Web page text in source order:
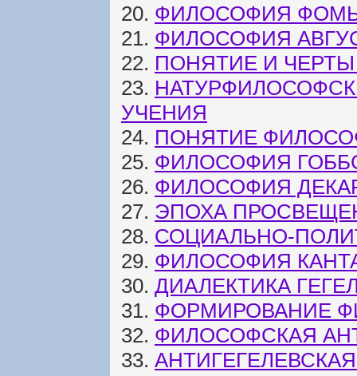
20. ФИЛОСОФИЯ
21. ФИЛОСОФИЯ
22. ПОНЯТИЕ И
23.
УЧЕНИЯ
24. ПОНЯТИЕ
25. ФИЛОСОФИЯ
26. ФИЛОСОФИЯ
27. ЭПОХА
28. СОЦИАЛЬНО-
29. ФИЛОСОФИЯ
30. ДИАЛЕКТИКА
31. ФОРМИРОВАНИЕ
32. ФИЛОСОФСКАЯ
33.